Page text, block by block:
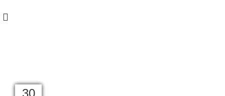
13
05
13
10
08
06
04
03
31
30